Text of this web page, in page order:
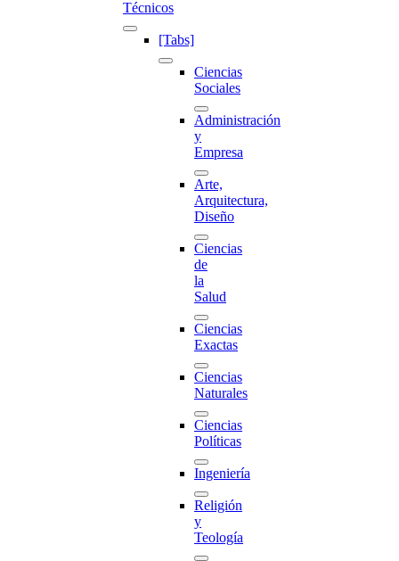
Técnicos
[Tabs]
Ciencias
Sociales
Administración
y
Empresa
Arte,
Arquitectura,
Diseño
Ciencias
de
la
Salud
Ciencias
Exactas
Ciencias
Naturales
Ciencias
Políticas
Ingeniería
Religión
y
Teología